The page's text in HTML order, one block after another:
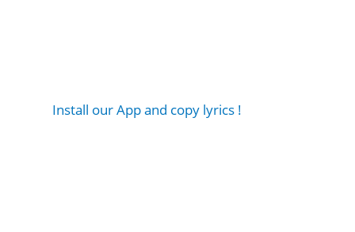
Install our App and copy lyrics !